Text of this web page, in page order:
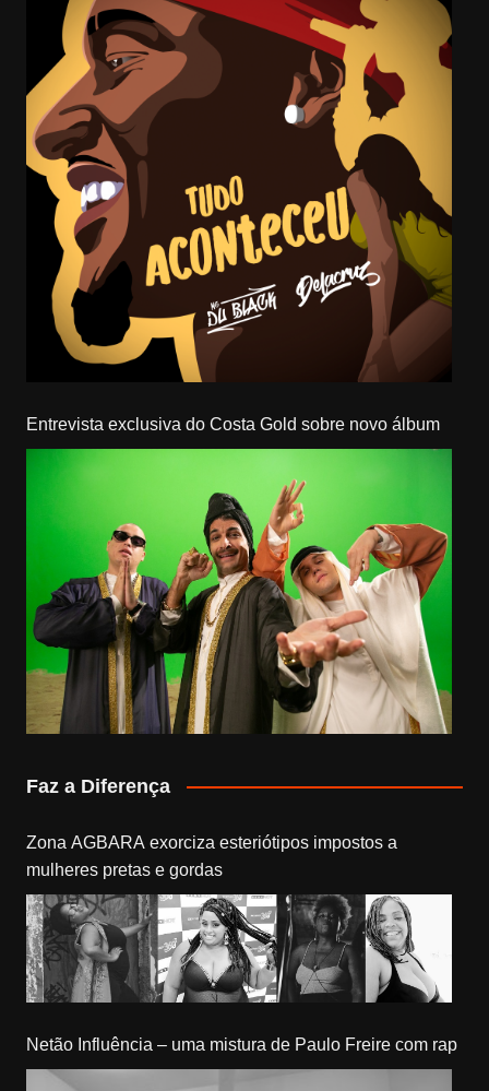
Entrevista exclusiva do Costa Gold sobre novo álbum
Faz a Diferença
Zona AGBARA exorciza esteriótipos impostos a
mulheres pretas e gordas
Netão Influência – uma mistura de Paulo Freire com rap